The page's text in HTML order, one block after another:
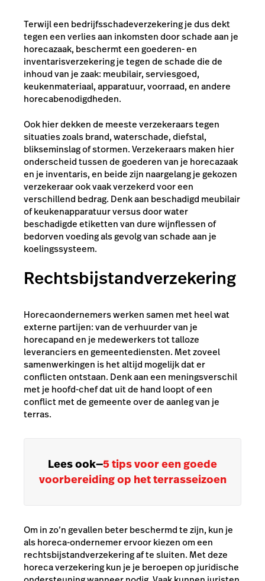
Terwijl een bedrijfsschadeverzekering je dus dekt
tegen een verlies aan inkomsten door schade aan je
horecazaak, beschermt een goederen- en
inventarisverzekering je tegen de schade die de
inhoud van je zaak: meubilair, serviesgoed,
keukenmateriaal, apparatuur, voorraad, en andere
horecabenodigdheden.
Ook hier dekken de meeste verzekeraars tegen
situaties zoals brand, waterschade, diefstal,
blikseminslag of stormen. Verzekeraars maken hier
onderscheid tussen de goederen van je horecazaak
en je inventaris, en beide zijn naargelang je gekozen
verzekeraar ook vaak verzekerd voor een
verschillend bedrag. Denk aan beschadigd meubilair
of keukenapparatuur versus door water
beschadigde etiketten van dure wijnflessen of
bedorven voeding als gevolg van schade aan je
koelingssysteem.
Rechtsbijstandverzekering
Horecaondernemers werken samen met heel wat
externe partijen: van de verhuurder van je
horecapand en je medewerkers tot talloze
leveranciers en gemeentediensten. Met zoveel
samenwerkingen is het altijd mogelijk dat er
conflicten ontstaan. Denk aan een meningsverschil
met je hoofd-chef dat uit de hand loopt of een
conflict met de gemeente over de aanleg van je
terras.
Lees ook—5 tips voor een goede
voorbereiding op het terrasseizoen
Om in zo’n gevallen beter beschermd te zijn, kun je
als horeca-ondernemer ervoor kiezen om een
rechtsbijstandverzekering af te sluiten. Met deze
horeca verzekering kun je je beroepen op juridische